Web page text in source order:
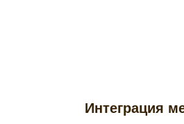
Интеграция